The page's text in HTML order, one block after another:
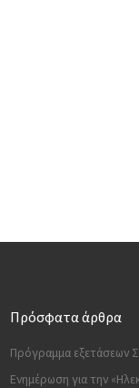
Πρόσφατα άρθρα
Πρόγραμμα εξετάσεων
Ενημέρωση για την